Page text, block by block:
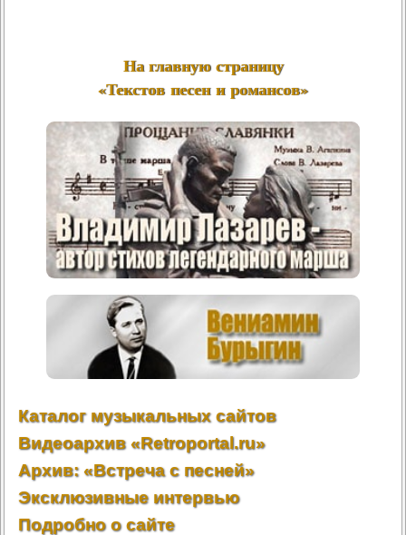
На главную страницу
«Текстов песен и романсов»
Каталог музыкальных сайтов
Видеоархив «Retroportal.ru»
Архив: «Встреча с песней»
Эксклюзивные интервью
Подробно о сайте